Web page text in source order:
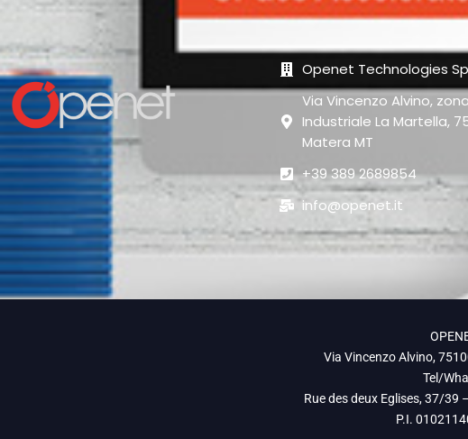
Openet Technologies
Via Vincenzo Alvino, zona
Industriale La Martella,
Matera MT
+39 389 2689854
info@openet.it
Via Vincenzo Alvino,
Tel/
Rue des deux Eglises, 37/39
P.I.